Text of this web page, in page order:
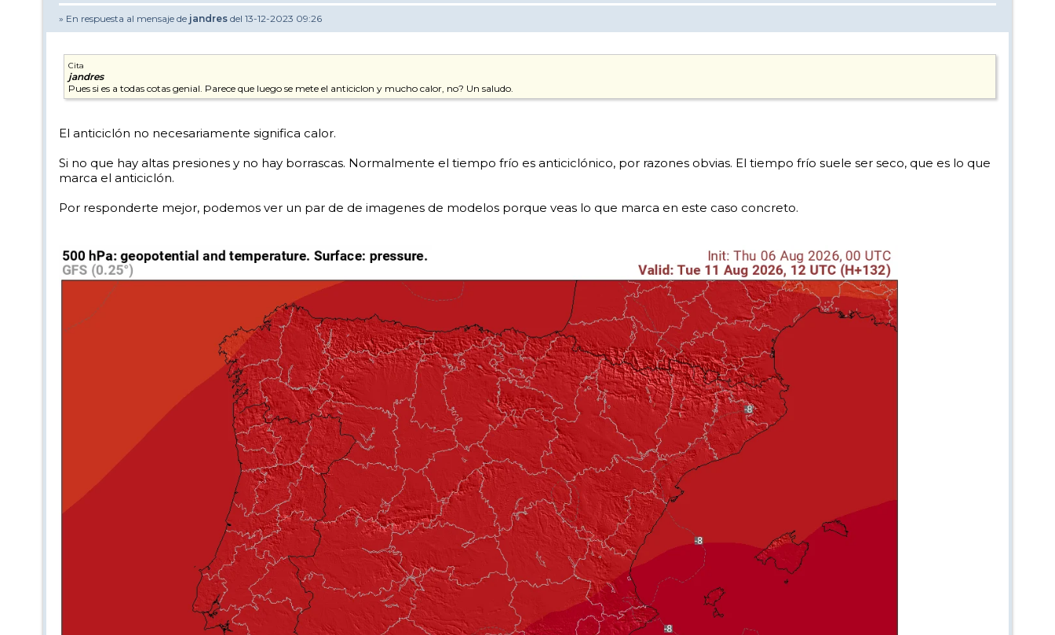
» En respuesta al mensaje de jandres del 13-12-2023 09:26
Cita
jandres
Pues si es a todas cotas genial. Parece que luego se mete el anticiclon y mucho calor, no? Un saludo.
El anticiclón no necesariamente significa calor.
Si no que hay altas presiones y no hay borrascas. Normalmente el tiempo frío es anticiclónico, por razones obvias. El tiempo frío suele ser seco, que es lo que
marca el anticiclón.
Por responderte mejor, podemos ver un par de de imagenes de modelos porque veas lo que marca en este caso concreto.